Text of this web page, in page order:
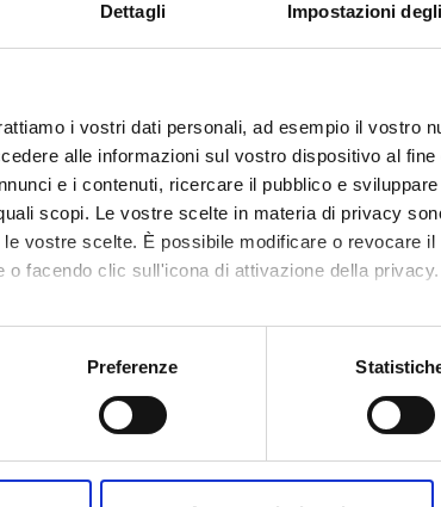
Dettagli Impostazioni
i vostri dati personali, ad esempio il vostro
alle informazioni sul vostro dispositivo al
e i contenuti, ricercare il pubblico e
scopi. Le vostre scelte in materia di privacy
vostre scelte. È possibile modificare o revocare
o facendo clic sull'icona di attivazione della privacy.
anche:
sulla tua posizione geografica, con
in qualsiasi momento dalla Dichiarazione sui
Preferenze
Associate Professor
ESTERNI
Università di Milano
Bicocca